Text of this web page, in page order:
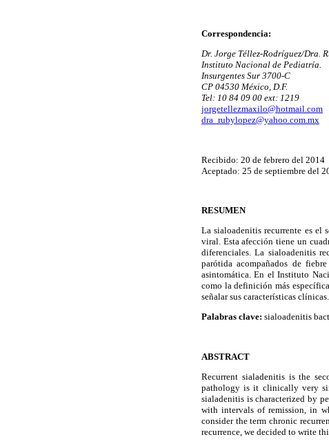
Correspondencia:
Dr. Jorge Téllez-Rodríguez/Dra.
Instituto Nacional de Pediatría.
Insurgentes Sur 3700-C
CP 04530 México, D.F.
Tel: 10 84 09 00 ext: 1219
jorgetellezmaxilo@hotmail.com
dra_rubylopez@yahoo.com.mx
Recibido: 20 de febrero del 2014
Aceptado: 25 de septiembre del
RESUMEN
La sialoadenitis recurrente es el
viral. Esta afección tiene un
diferenciales. La sialoadenitis
parótida acompañados de
asintomática. En el Instituto
como la definición más
señalar sus características clínicas.
Palabras clave: sialoadenitis
ABSTRACT
Recurrent sialadenitis is the
pathology is it clinically very
sialadenitis is characterized by
with intervals of remission, in
consider the term chronic
recurrence, we decided to write